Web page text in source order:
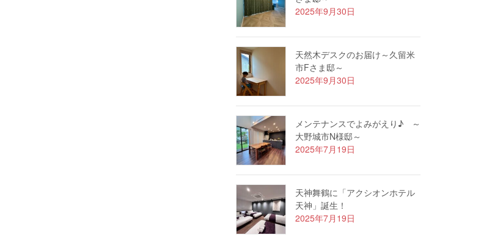
2025年9月30日
天然木デスクのお届け～久留米
市Fさま邸～
2025年9月30日
メンテナンスでよみがえり♪ ～
大野城市N様邸～
2025年7月19日
天神舞鶴に「アクシオンホテル
天神」誕生！
2025年7月19日